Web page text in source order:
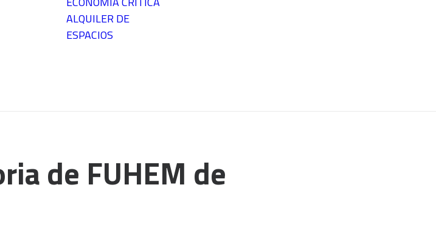
ALQUILER DE
ESPACIOS
de FUHEM de